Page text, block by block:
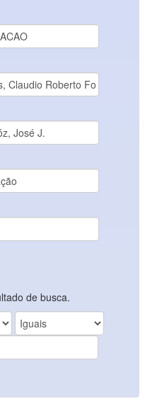
de busca.